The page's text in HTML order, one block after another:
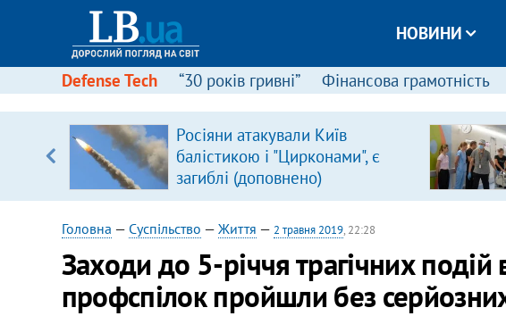
НОВИНИ
Defense Tech “30 років гривні” Фінансова грамотність
Росіяни атакували Київ
балістикою і "Цирконами", є
загиблі (доповнено)
Головна — Суспільство — Життя — 2 травня 2019, 22:28
Заходи до 5-річчя трагічних
профспілок пройшли без